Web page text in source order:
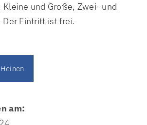
Kleine und Große, Zwei- und
Der Eintritt ist frei.
am: